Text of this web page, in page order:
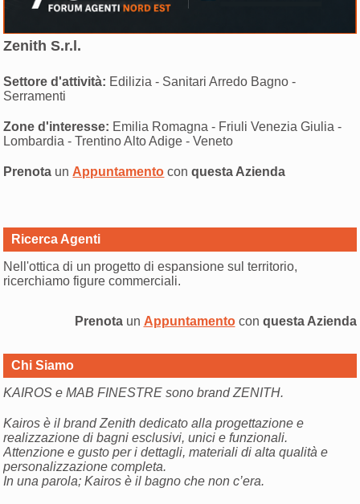
Zenith S.r.l.
Settore d'attività: Edilizia - Sanitari Arredo Bagno -
Serramenti
Zone d'interesse: Emilia Romagna - Friuli Venezia Giulia -
Lombardia - Trentino Alto Adige - Veneto
Prenota un Appuntamento conquesta Azienda
Ricerca Agenti
Nell'ottica di un progetto di espansione sul territorio,
ricerchiamo figure commerciali.
Prenotaun Appuntamentocon questa Azienda
Chi Siamo
KAIROS e MAB FINESTRE sono brand ZENITH.
Kairos è il brand Zenith dedicato alla progettazione e
realizzazione di bagni esclusivi, unici e funzionali.
Attenzione e gusto per i dettagli, materiali di alta qualità e
personalizzazione completa.
In una parola; Kairos è il bagno che non c’era.